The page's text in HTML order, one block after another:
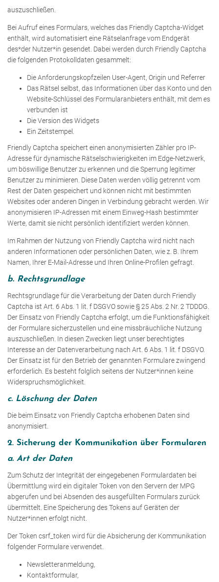
auszuschließen.
Bei Aufruf eines Formulars, welches das Friendly Captcha-Widget
enthält, wird automatisiert eine Rätselanfrage vom Endgerät
des*der Nutzer*in gesendet. Dabei werden durch Friendly Captcha
die folgenden Protokolldaten gesammelt:
Die Anforderungskopfzeilen User-Agent, Origin und Referrer
Das Rätsel selbst, das Informationen über das Konto und den
Website-Schlüssel des Formularanbieters enthält, mit dem es
verbunden ist
Die Version des Widgets
Ein Zeitstempel.
Friendly Captcha speichert einen anonymisierten Zähler pro IP-
Adresse für dynamische Rätselschwierigkeiten im Edge-Netzwerk,
um böswillige Benutzer zu erkennen und die Sperrung legitimer
Benutzer zu minimieren. Diese Daten werden völlig getrennt vom
Rest der Daten gespeichert und können nicht mit bestimmten
Websites oder anderen Dingen in Verbindung gebracht werden. Wir
anonymisieren IP-Adressen mit einem Einweg-Hash bestimmter
Werte, damit sie nicht persönlich identifiziert werden können.
Im Rahmen der Nutzung von Friendly Captcha wird nicht nach
anderen Informationen oder persönlichen Daten, wie z. B. Ihrem
Namen, Ihrer E-Mail-Adresse und Ihren Online-Profilen gefragt.
b. Rechtsgrundlage
Rechtsgrundlage für die Verarbeitung der Daten durch Friendly
Captcha ist Art. 6 Abs. 1 lit. f DSGVO sowie § 25 Abs. 2 Nr. 2 TDDDG.
Der Einsatz von Friendly Captcha erfolgt, um die Funktionsfähigkeit
der Formulare sicherzustellen und eine missbräuchliche Nutzung
auszuschließen. In diesen Zwecken liegt unser berechtigtes
Interesse an der Datenverarbeitung nach Art. 6 Abs. 1 lit. f DSGVO.
Der Einsatz ist für den Betrieb der genannten Formulare zwingend
erforderlich. Es besteht folglich seitens der Nutzer*innen keine
Widerspruchsmöglichkeit.
c. Löschung der Daten
Die beim Einsatz von Friendly Captcha erhobenen Daten sind
anonymisiert.
2. Sicherung der Kommunikation über Formularen
a. Art der Daten
Zum Schutz der Integrität der eingegebenen Formulardaten bei
Übermittlung wird ein digitaler Token von den Servern der MPG
abgerufen und bei Absenden des ausgefüllten Formulars zurück
übermittelt. Eine Speicherung des Tokens auf Geräten der
Nutzer*innen erfolgt nicht.
Der Token csrf_token wird für die Absicherung der Kommunikation
folgender Formulare verwendet.
Newsletteranmeldung,
Kontaktformular,